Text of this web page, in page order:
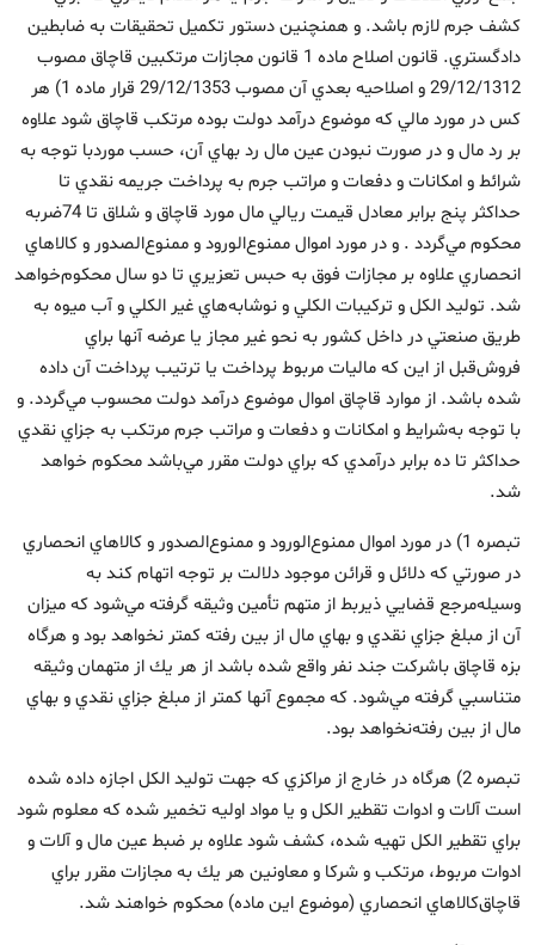
کشف جرم لازم باشد. و همنچنين دستور تکميل تحقيقات به ضابطين
دادگستري. ‌قانون اصلاح ماده 1 قانون مجازات مرتكبين قاچاق مصوب
29/12/1312 و اصلاحيه بعدي آن مصوب 29/12/1353 قرار ماده 1) هر
كس در مورد مالي كه موضوع درآمد دولت بوده مرتكب قاچاق شود علاوه
بر رد مال و در صورت نبودن عين مال رد بهاي آن، حسب مورد‌با توجه به
شرائط و امكانات و دفعات و مراتب جرم به پرداخت جريمه نقدي تا
حداكثر پنج برابر معادل قيمت ريالي مال مورد قاچاق و شلاق تا 74‌ضربه
محكوم مي‌گردد . و در مورد اموال ممنوع‌الورود و ممنوع‌الصدور و كالاهاي
انحصاري علاوه بر مجازات فوق به حبس تعزيري تا دو سال محكوم‌خواهد
شد. توليد الكل و تركيبات الكلي و نوشابه‌هاي غير الكلي و آب ميوه به
طريق صنعتي در داخل كشور به نحو غير مجاز يا عرضه آنها براي
فروش‌قبل از اين كه ماليات مربوط پرداخت يا ترتيب پرداخت آن داده
شده باشد. از موارد قاچاق اموال موضوع درآمد دولت محسوب مي‌گردد. و
با توجه به‌شرايط و امكانات و دفعات و مراتب جرم مرتكب به جزاي نقدي
حداكثر تا ده برابر درآمدي كه براي دولت مقرر مي‌باشد محكوم خواهد
شد. ‌
تبصره 1) در مورد اموال ممنوع‌الورود و ممنوع‌الصدور و كالاهاي انحصاري
در صورتي كه دلائل و قرائن موجود دلالت بر توجه اتهام كند به
وسيله‌مرجع قضايي ذيربط از متهم تأمين وثيقه گرفته مي‌شود كه ميزان
آن از مبلغ جزاي نقدي و بهاي مال از بين رفته كمتر نخواهد بود و هرگاه
بزه قاچاق با‌شركت جند نفر واقع شده باشد از هر يك از متهمان وثيقه
متناسبي گرفته مي‌شود. كه مجموع آنها كمتر از مبلغ جزاي نقدي و بهاي
مال از بين رفته‌نخواهد بود. ‌
تبصره 2) هرگاه در خارج از مراكزي كه جهت توليد الكل اجازه داده شده
است آلات و ادوات تقطير الكل و يا مواد اوليه تخمير شده كه معلوم شود‌
براي تقطير الكل تهيه شده، كشف شود علاوه بر ضبط عين مال و آلات و
ادوات مربوط، مرتكب و شركا و معاونين هر يك به مجازات مقرر براي
قاچاق‌كالاهاي انحصاري (‌موضوع اين ماده) محكوم خواهند شد.